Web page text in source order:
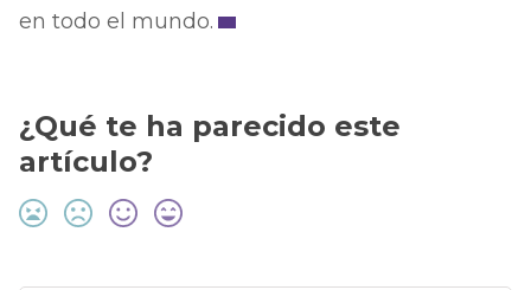
en todo el mundo.
¿Qué te ha parecido este
artículo?